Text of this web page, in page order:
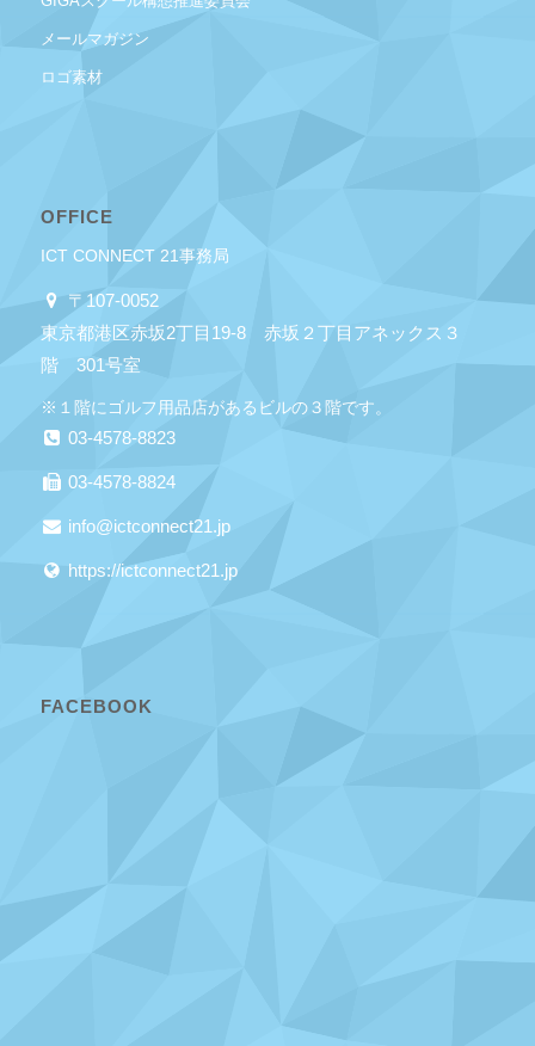
メールマガジン
ロゴ素材
OFFICE
ICT CONNECT 21事務局
〒107-0052
東京都港区赤坂2丁目19-8 赤坂２丁目アネックス３
階 301号室
※１階にゴルフ用品店があるビルの３階です。
03-4578-8823
03-4578-8824
info@ictconnect21.jp
https://ictconnect21.jp
FACEBOOK